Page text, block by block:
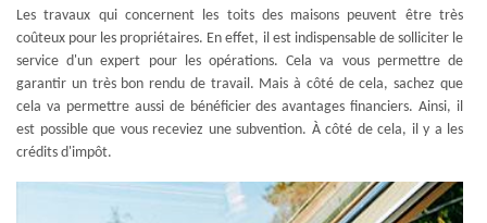
Les travaux qui concernent les toits des maisons peuvent être très
coûteux pour les propriétaires. En effet, il est indispensable de solliciter le
service d'un expert pour les opérations. Cela va vous permettre de
garantir un très bon rendu de travail. Mais à côté de cela, sachez que
cela va permettre aussi de bénéficier des avantages financiers. Ainsi, il
est possible que vous receviez une subvention. À côté de cela, il y a les
crédits d'impôt.